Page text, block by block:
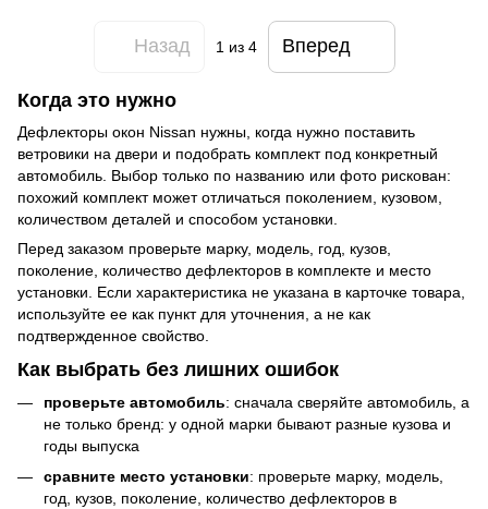
Назад 1 из 4 Вперед
Когда это нужно
Дефлекторы окон Nissan нужны, когда нужно поставить
ветровики на двери и подобрать комплект под конкретный
автомобиль. Выбор только по названию или фото рискован:
похожий комплект может отличаться поколением, кузовом,
количеством деталей и способом установки.
Перед заказом проверьте марку, модель, год, кузов,
поколение, количество дефлекторов в комплекте и место
установки. Если характеристика не указана в карточке товара,
используйте ее как пункт для уточнения, а не как
подтвержденное свойство.
Как выбрать без лишних ошибок
проверьте автомобиль: сначала сверяйте автомобиль, а
не только бренд: у одной марки бывают разные кузова и
годы выпуска
сравните место установки: проверьте марку, модель,
год, кузов, поколение, количество дефлекторов в